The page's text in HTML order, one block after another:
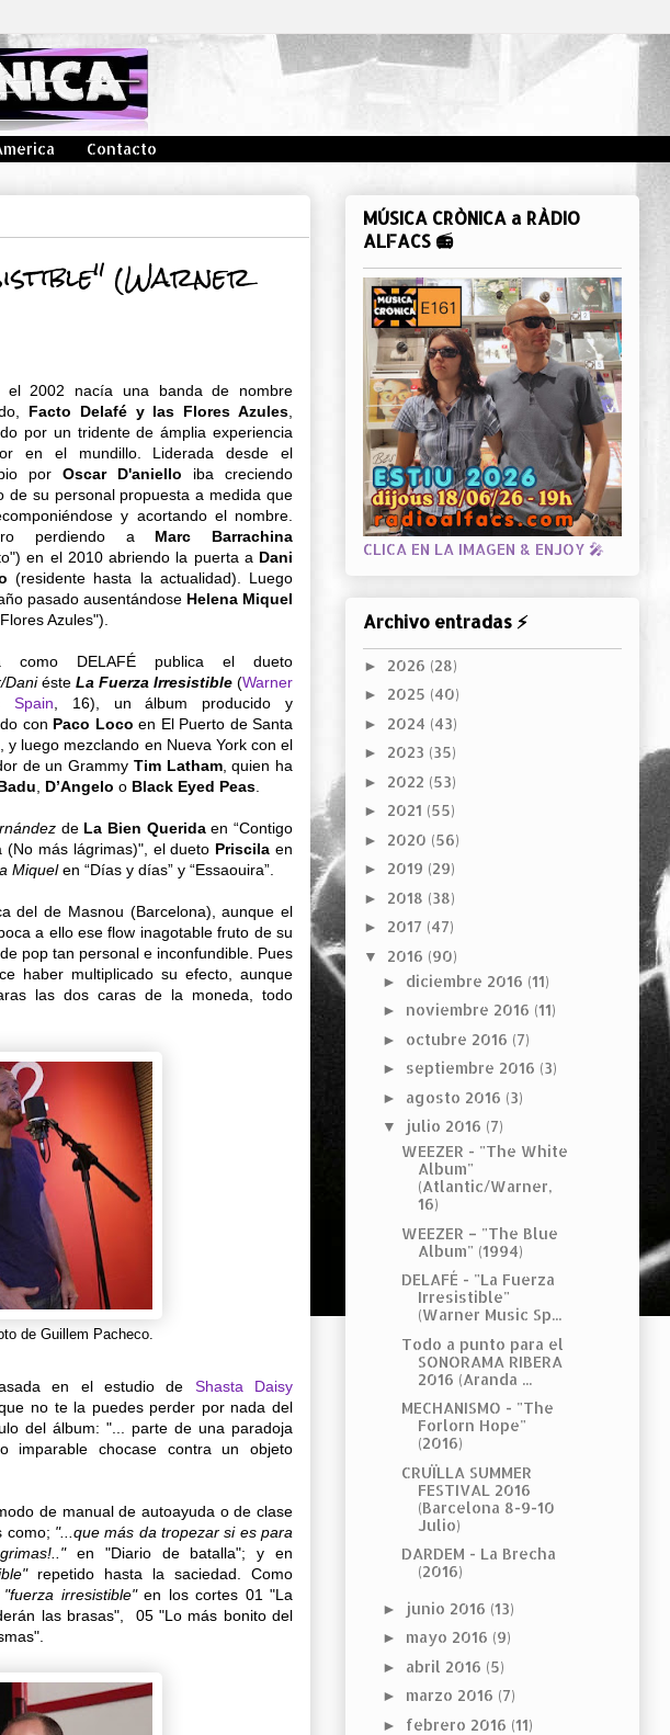
Contacto
(Warner
el 2002 nacía una banda de nombre
Facto Delafé y las Flores Azules
por un tridente de ámplia experiencia
en el mundillo. Liderada desde el
por Oscar D'aniello iba creciendo
de su personal propuesta a medida que
y acortando el nombre.
perdiendo a Marc Barrachina
en el 2010 abriendo la puerta a Dani
(residente hasta la actualidad). Luego
pasado ausentándose Helena Miquel
Azules").
como DELAFÉ publica el dueto
Daniéste La Fuerza Irresistible (Warner
Spain , 16), un álbum producido y
con Paco Loco en El Puerto de Santa
y luego mezclando en Nueva York con el
de un Grammy Tim Latham, quien ha
D’Angelo o Black Eyed Peas
de La Bien Queridaen “Contigo
(No más lágrimas)", el dueto Priscila en
Miquelen “Días y días” y “Essaouira”.
del de Masnou (Barcelona), aunque el
a ello ese flow inagotable fruto de su
pop tan personal e inconfundible. Pues
haber multiplicado su efecto, aunque
las dos caras de la moneda, todo
de Guillem Pacheco.
en el estudio de Shasta Daisy
no te la puedes perder por nada del
del álbum: "... parte de una paradoja
imparable chocase contra un objeto
de manual de autoayuda o de clase
como; "...que más da tropezar si es para
en "Diario de batalla"; y en
repetido hasta la saciedad. Como
"fuerza irresistible"en los cortes 01 "La
las brasas", 05 "Lo más bonito del
MÚSICA CRÒNICA a RÀDIO
ALFACS 📻
CLICA EN LA IMAGEN & ENJOY 🎤
Archivo entradas ⚡
► 2026 (28)
► 2025 (40)
► 2024 (43)
► 2023 (35)
► 2022 (53)
► 2021 (55)
► 2020 (56)
► 2019 (29)
► 2018 (38)
► 2017 (47)
▼ 2016 (90)
► diciembre 2016 (11)
► noviembre 2016 (11)
► octubre 2016 (7)
► septiembre 2016 (3)
► agosto 2016 (3)
▼ julio 2016 (7)
WEEZER - "The White
Album"
(Atlantic/Warner,
16)
WEEZER – "The Blue
Album" (1994)
DELAFÉ - "La Fuerza
Irresistible"
(Warner Music Sp...
Todo a punto para el
SONORAMA RIBERA
2016 (Aranda ...
MECHANISMO - "The
Forlorn Hope"
(2016)
CRUÏLLA SUMMER
FESTIVAL 2016
(Barcelona 8-9-10
Julio)
DARDEM - La Brecha
(2016)
► junio 2016 (13)
► mayo 2016 (9)
► abril 2016 (5)
► marzo 2016 (7)
► febrero 2016 (11)